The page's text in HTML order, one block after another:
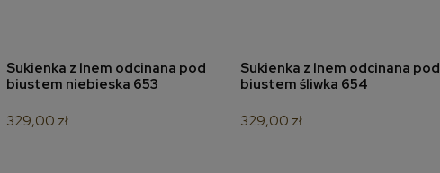
dodaj do koszyka
Sukienka z lnem odcinana pod
biustem niebieska 653
329,00 zł
dodaj do koszyka
Sukienka z lnem odcinana pod
biustem śliwka 654
329,00 zł